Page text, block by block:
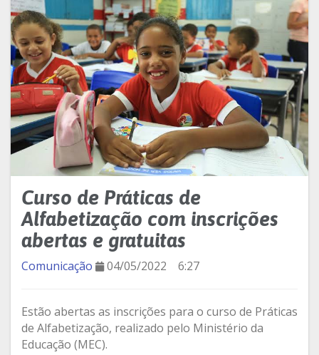
Curso de Práticas de
Alfabetização com inscrições
abertas e gratuitas
Comunicação 04/05/2022 6:27
Estão abertas as inscrições para o curso de Práticas
de Alfabetização, realizado pelo Ministério da
Educação (MEC).